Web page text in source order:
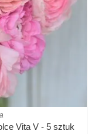
Vita V - 5 sztuk